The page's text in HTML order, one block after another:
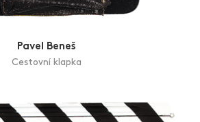
Pavel Beneš
Cestovní klapka